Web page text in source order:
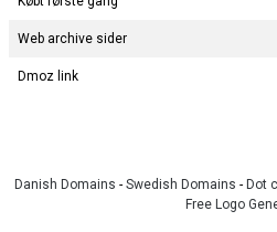
Web archive sider
Dmoz link
Danish Domains - Swedish Domains - Dot
Free Logo